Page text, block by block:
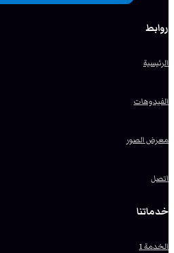
روابط
الرئيسية
الفيدوهات
معرض الصور
اتصل
خدماتنا
الخدمة 1